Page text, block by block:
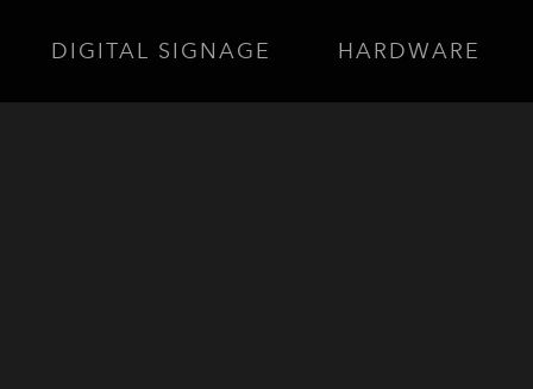
DIGITAL SIGNAGE HARDWARE